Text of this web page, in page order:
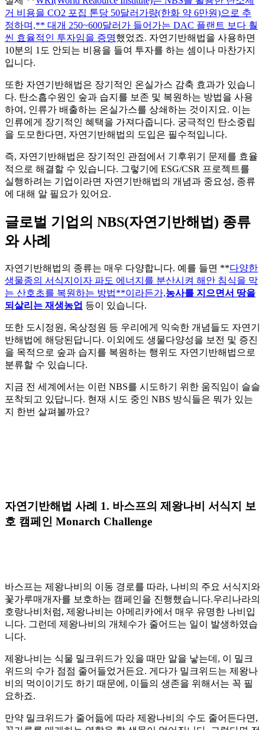
거 비용을 CO2 포집 톤당 50달러가량(한화 약 6만원)으로 추
정하며,** 대개 250~600달러가 들어가는 DAC 플랜트 보다 훨
씬 효율적인 투자임을 증명했었죠. 자연기반해법을 사용하면
10분의 1도 안되는 비용을 들여 투자를 하는 셈이나 마찬가지
입니다.
또한 자연기반해법은 장기적인 온실가스 감축 효과가 있습니
다. 탄소흡수원인 숲과 습지를 보존 및 복원하는 방법을 사용
하여, 인류가 배출하는 온실가스를 상쇄하는 것이지요. 이는
인류에게 장기적인 혜택을 가져다줍니다. 궁극적인 탄소중립
을 도모한다면, 자연기반해법의 도입은 필수적입니다.
즉, 자연기반해법은 장기적인 관점에서 기후위기 문제를 효율
적으로 해결할 수 있습니다. 그렇기에 ESG/CSR 프로젝트를
실행하려는 기업이라면 자연기반해법의 개념과 중요성, 종류
에 대해 알 필요가 있어요.
글로벌 기업의 NBS(자연기반해법) 종류
와 사례
자연기반해법의 종류는 매우 다양합니다. 예를 들면 **다양한
생물종의 서식지이자 파도 에너지를 분산시켜 해안 침식을 막
는 산호초를 복원하는 방법**이라든가,농사를 지으면서 땅을
되살리는 재생농업 등이 있습니다.
또한 도시정원, 옥상정원 등 우리에게 익숙한 개념들도 자연기
반해법에 해당된답니다. 이외에도 생물다양성을 보전 및 증진
을 목적으로 숲과 습지를 복원하는 행위도 자연기반해법으로
분류할 수 있습니다.
지금 전 세계에서는 이런 NBS를 시도하기 위한 움직임이 슬슬
포착되고 있답니다. 현재 시도 중인 NBS 방식들은 뭐가 있는
지 한번 살펴볼까요?
자연기반해법 사례 1. 바스프의 제왕나비 서식지 보
호 캠페인 Monarch Challenge
바스프는 제왕나비의 이동 경로를 따라, 나비의 주요 서식지와
꽃가루매개자를 보호하는 캠페인을 진행했습니다.우리나라의
호랑나비처럼, 제왕나비는 아메리카에서 매우 유명한 나비입
니다. 그런데 제왕나비의 개체수가 줄어드는 일이 발생하였습
니다.
제왕나비는 식물 밀크위드가 있을 때만 알을 낳는데, 이 밀크
위드의 수가 점점 줄어들었거든요. 게다가 밀크위드는 제왕나
비의 먹이이기도 하기 때문에, 이들의 생존을 위해서는 꼭 필
요하죠.
만약 밀크위드가 줄어듦에 따라 제왕나비의 수도 줄어든다면,